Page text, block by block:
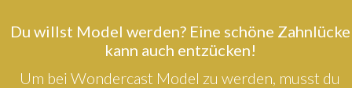
Du willst Model werden? Eine schöne Zahnlücke
kann auch entzücken!
Um bei Wondercast Model zu werden, musst du